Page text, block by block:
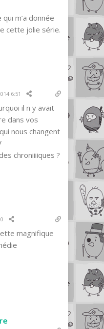
m’a donnée
cette jolie série.
6:51
il n y avait
dans vos
nous changent
chroniiiiques ?
magnifique